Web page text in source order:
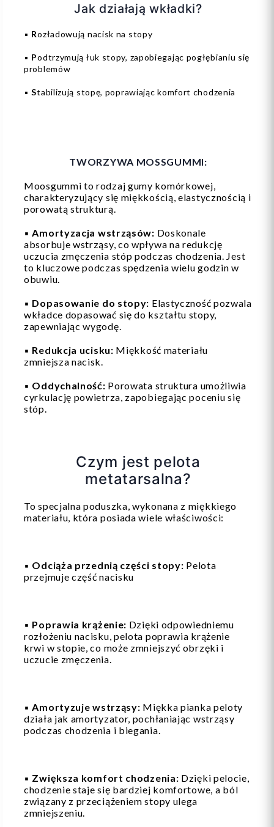
Jak działają wkładki?
▪️ Rozładowują nacisk na stopy
▪️ Podtrzymują łuk stopy, zapobiegając pogłębianiu się
problemów
▪️Stabilizują stopę, poprawiając komfort chodzenia
TWORZYWA MOSSGUMMI:
Moosgummi to rodzaj gumy komórkowej,
charakteryzujący się miękkością, elastycznością i
porowatą strukturą.
▪️ Amortyzacja wstrząsów: Doskonale
absorbuje wstrząsy, co wpływa na redukcję
uczucia zmęczenia stóp podczas chodzenia. Jest
to kluczowe podczas spędzenia wielu godzin w
obuwiu.
▪️ Dopasowanie do stopy: Elastyczność pozwala
wkładce dopasować się do kształtu stopy,
zapewniając wygodę.
▪️ Redukcja ucisku: Miękkość materiału
zmniejsza nacisk.
▪️ Oddychalność: Porowata struktura umożliwia
cyrkulację powietrza, zapobiegając poceniu się
stóp.
Czym jest pelota
metatarsalna?
To specjalna poduszka, wykonana z miękkiego
materiału, która posiada wiele właściwości:
▪️ Odciąża przednią części stopy: Pelota
przejmuje część nacisku
▪️ Poprawia krążenie: Dzięki odpowiedniemu
rozłożeniu nacisku, pelota poprawia krążenie
krwi w stopie, co może zmniejszyć obrzęki i
uczucie zmęczenia.
▪️ Amortyzuje wstrząsy: Miękka pianka peloty
działa jak amortyzator, pochłaniając wstrząsy
podczas chodzenia i biegania.
▪️ Zwiększa komfort chodzenia: Dzięki pelocie,
chodzenie staje się bardziej komfortowe, a ból
związany z przeciążeniem stopy ulega
zmniejszeniu.